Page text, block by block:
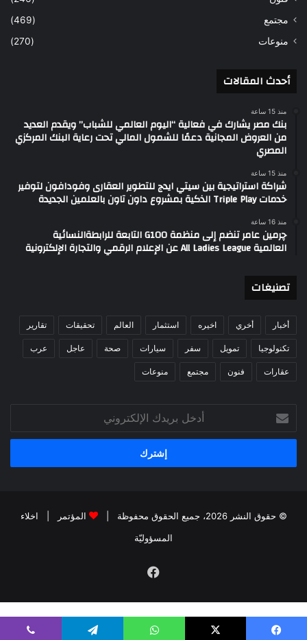
مجتمع
(469)
منوعات
(270)
أحدث المقالات
منذ 15 ساعة
بنك مصر يشارك في فعالية “اليوم العالمي للشباب” ويقدم العديد
من العروض المجانية دعمًا للشمول المالي تحت رعاية البنك المركزي
المصري
منذ 15 ساعة
شراكة استراتيجية بين سيتي ايدج للتطوير العقارى وفودافون لتوفير
خدمات Triple Play الذكية بمشروع داون تاون بالعلمين الجديدة
منذ 16 ساعة
چرمين عامر تنضم إلى منظمة G100 التابعة للرابطةالنسائية
العالمية All Ladies League عن الإعلام الرقمي والتجارة الإلكترونية
تصنيغات
أخبار أخري اخيره استثمار العالم تحقيقات تقارير
تكنولوجيا تمويل سفر سيارات صحة عاجل عرب
عقارات فنون مجتمع منوعات
بريدك
الإلكتروني
© حقوق النشر 2026، جميع الحقوق محفوظة | المؤتمر
اخلاء
المسؤوليّة
فيسبوك
kiralık bahis siteleri